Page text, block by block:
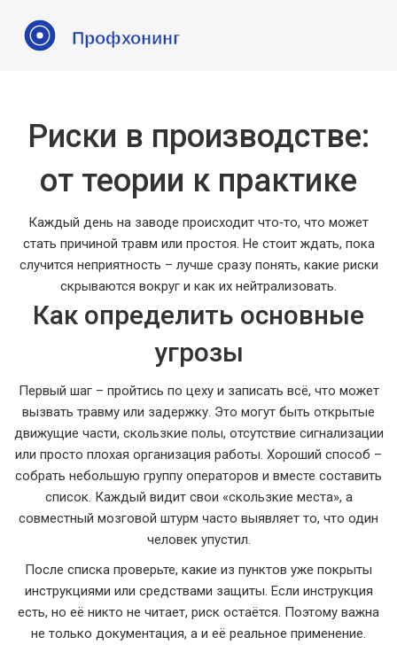
Риски в производстве:
от теории к практике
Каждый день на заводе происходит что‑то, что может
стать причиной травм или простоя. Не стоит ждать, пока
случится неприятность – лучше сразу понять, какие риски
скрываются вокруг и как их нейтрализовать.
Как определить основные
угрозы
Первый шаг – пройтись по цеху и записать всё, что может
вызвать травму или задержку. Это могут быть открытые
движущие части, скользкие полы, отсутствие сигнализации
или просто плохая организация работы. Хороший способ –
собрать небольшую группу операторов и вместе составить
список. Каждый видит свои «скользкие места», а
совместный мозговой штурм часто выявляет то, что один
человек упустил.
После списка проверьте, какие из пунктов уже покрыты
инструкциями или средствами защиты. Если инструкция
есть, но её никто не читает, риск остаётся. Поэтому важна
не только документация, а и её реальное применение.